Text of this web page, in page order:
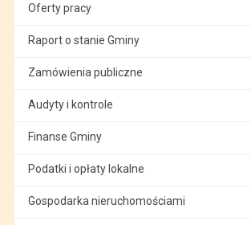
Oferty pracy
Raport o stanie Gminy
Zamówienia publiczne
Audyty i kontrole
Finanse Gminy
Podatki i opłaty lokalne
Gospodarka nieruchomościami